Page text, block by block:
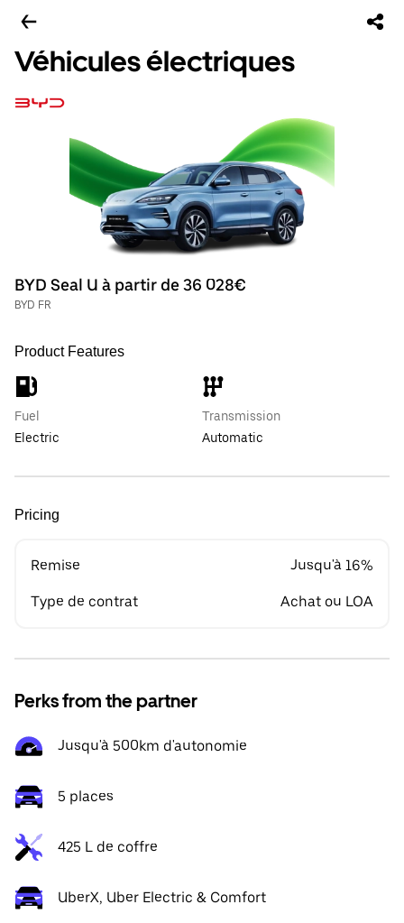
Véhicules électriques
BYD Seal U à partir de 36 028€
BYD FR
Product Features
Fuel
Electric
Transmission
Automatic
Pricing
Remise Jusqu'à 16%
Type de contrat Achat ou LOA
Perks from the partner
Jusqu'à 500km d'autonomie
5 places
425 L de coffre
UberX, Uber Electric & Comfort